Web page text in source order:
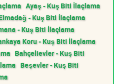
Ayaş - Kuş Biti İlaçlama
- Kuş Biti İlaçlama
- Kuş Biti İlaçlama
Koru - Kuş Biti İlaçlama
Bahçelievler - Kuş Biti
Beşevler - Kuş Biti